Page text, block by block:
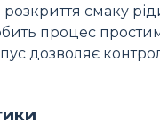
розкриття смаку
процес
дозволяє